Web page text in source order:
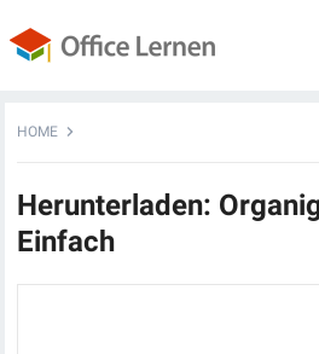
HOME
Herunterladen:
Einfach